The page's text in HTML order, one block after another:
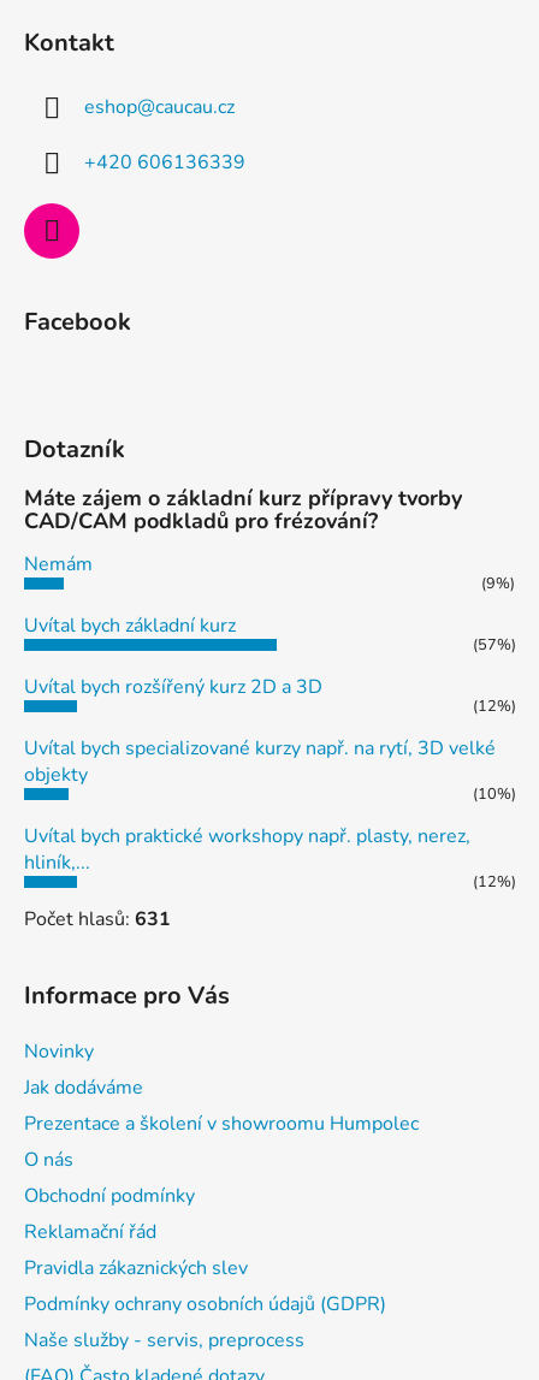
Kontakt
eshop@caucau.cz
+420 606136339
Facebook
Dotazník
Máte zájem o základní kurz přípravy tvorby
CAD/CAM podkladů pro frézování?
Nemám
(9%)
Uvítal bych základní kurz
(57%)
Uvítal bych rozšířený kurz 2D a 3D
(12%)
Uvítal bych specializované kurzy např. na rytí, 3D velké
objekty
(10%)
Uvítal bych praktické workshopy např. plasty, nerez,
hliník,...
(12%)
Počet hlasů: 631
Informace pro Vás
Novinky
Jak dodáváme
Prezentace a školení v showroomu Humpolec
O nás
Obchodní podmínky
Reklamační řád
Pravidla zákaznických slev
Podmínky ochrany osobních údajů (GDPR)
Naše služby - servis, preprocess